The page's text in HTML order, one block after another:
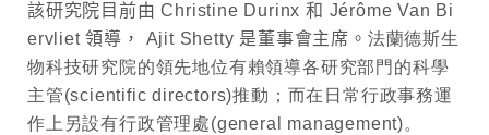
該研究院目前由Christine Durinx和 Jérôme Van Bi
ervliet領導， Ajit Shetty 是董事會主席。 法蘭德斯生
物科技研究院的領先地位有賴領導各研究部門的科學
主管(scientific directors)推動；而在日常行政事務運
作上另設有行政管理處(general management)。